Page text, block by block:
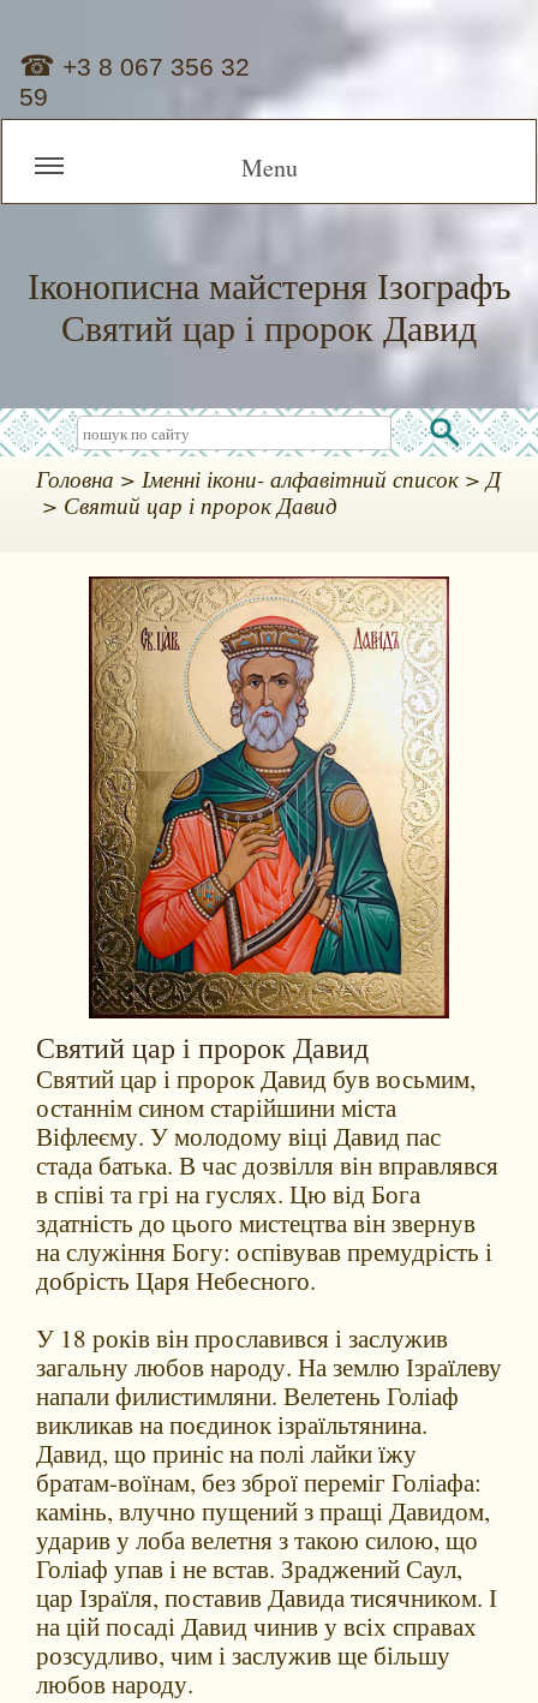
☎ +3 8 067 356 32
59
Menu
Іконописна майстерня Ізографъ
Святий цар і пророк Давид
Головна Іменні ікони- алфавітний список
Д
Святий цар і пророк Давид
Святий цар і пророк Давид
Святий цар і пророк Давид був восьмим,
останнім сином старійшини міста
Віфлеєму. У молодому віці Давид пас
стада батька. В час дозвілля він вправлявся
в співі та грі на гуслях. Цю від Бога
здатність до цього мистецтва він звернув
на служіння Богу: оспівував премудрість і
добрість Царя Небесного.
У 18 років він прославився і заслужив
загальну любов народу. На землю Ізраїлеву
напали филистимляни. Велетень Голіаф
викликав на поєдинок ізраїльтянина.
Давид, що приніс на полі лайки їжу
братам-воїнам, без зброї переміг Голіафа:
камінь, влучно пущений з пращі Давидом,
ударив у лоба велетня з такою силою, що
Голіаф упав і не встав. Зраджений Саул,
цар Ізраїля, поставив Давида тисячником. І
на цій посаді Давид чинив у всіх справах
розсудливо, чим і заслужив ще більшу
любов народу.